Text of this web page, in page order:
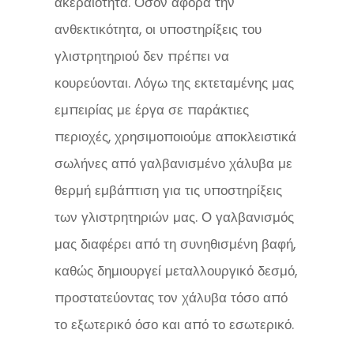
ανθεκτικότητα, οι υποστηρίξεις του
γλιστρητηριού δεν πρέπει να
κουρεύονται. Λόγω της εκτεταμένης μας
εμπειρίας με έργα σε παράκτιες
περιοχές, χρησιμοποιούμε αποκλειστικά
σωλήνες από γαλβανισμένο χάλυβα με
θερμή εμβάπτιση για τις υποστηρίξεις
των γλιστρητηριών μας. Ο γαλβανισμός
μας διαφέρει από τη συνηθισμένη βαφή,
καθώς δημιουργεί μεταλλουργικό δεσμό,
προστατεύοντας τον χάλυβα τόσο από
το εξωτερικό όσο και από το εσωτερικό.